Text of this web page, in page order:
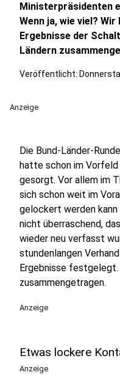
Ministerpräsidenten
Wenn ja, wie viel?
Ergebnisse der
Ländern
Veröffentlicht:
Anzeige
Die Bund-Länder-
hatte schon im
gesorgt. Vor allem im
sich schon weit im
gelockert werden kann
nicht überraschend,
wieder neu verfasst
stundenlangen
Ergebnisse festgelegt.
zusammengetragen.
Anzeige
Etwas lockere
Anzeige